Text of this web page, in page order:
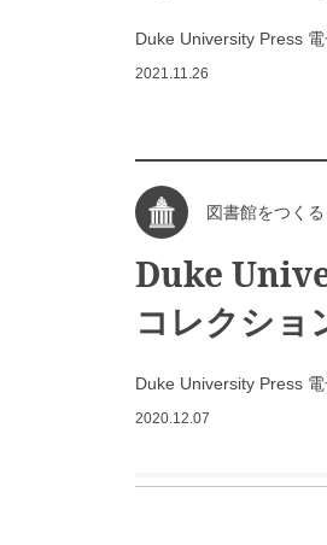
Duke University Press
2021.11.26
図書館をつくる
Duke
コレクショ
Duke University Press
2020.12.07